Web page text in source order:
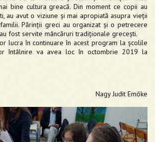
bine cultura greacă. Din moment ce copii au
au avut o viziune și mai apropiată asupra vieții
Părinții greci au organizat și o petrecere
fost servite mâncăruri tradiționale grecești.
lucra în continuare în acest program la școlile
întâlnire va avea loc în octombrie 2019 la
Nagy Judit Emőke